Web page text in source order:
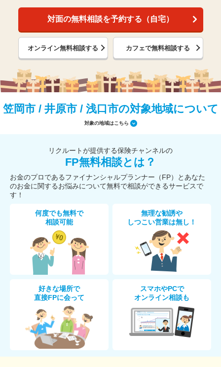
対面の無料相談を予約する（自宅）
オンライン無料相談する カフェで無料相談する
笠岡市 / 井原市 / 浅口市の対象地域について
対象の地域はこちら
リクルートが提供する保険チャンネルの
FP無料相談とは？
お金のプロであるファイナンシャルプランナー（FP）とあなた
のお金に関するお悩みについて無料で相談ができるサービスで
す！
何度でも無料で
相談可能
無理な勧誘や
しつこい営業は無し！
好きな場所で
直接FPに会って
スマホやPCで
オンライン相談も